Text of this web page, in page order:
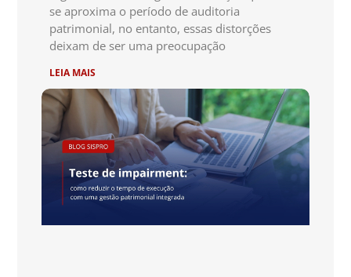
se aproxima o período de auditoria
patrimonial, no entanto, essas distorções
deixam de ser uma preocupação
LEIA MAIS